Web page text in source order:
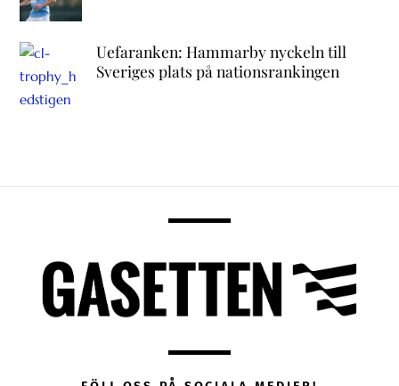
Uefaranken: Hammarby nyckeln till
Sveriges plats på nationsrankingen